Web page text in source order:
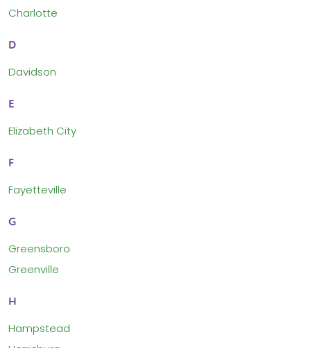
Charlotte
D
Davidson
E
Elizabeth City
F
Fayetteville
G
Greensboro
Greenville
H
Hampstead